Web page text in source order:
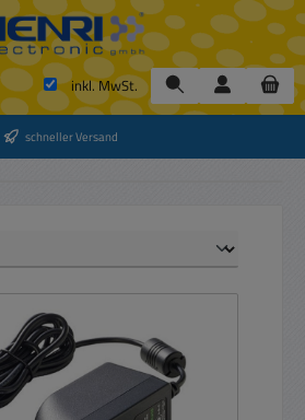
inkl. MwSt.
schneller Versand